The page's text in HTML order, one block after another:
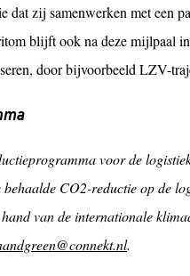
dat zij samenwerken met een
blijft ook na deze mijlpaal
door bijvoorbeeld LZV-
voor de
CO2-reductie op de
van de internationale
.